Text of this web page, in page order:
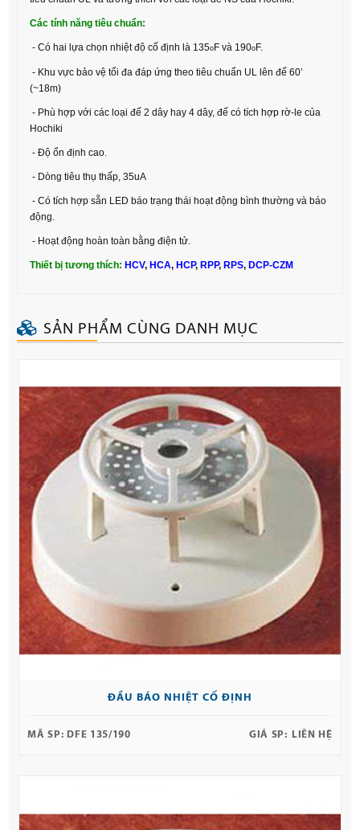
Các tính năng tiêu chuẩn:
- Có hai lựa chọn nhiệt độ cố định là 135oF và 190oF.
- Khu vực bảo vệ tối đa đáp ứng theo tiêu chuẩn UL lên đế 60’
(~18m)
- Phù hợp với các loại đế 2 dây hay 4 dây, đế có tích hợp rờ-le của
Hochiki
- Độ ổn định cao.
- Dòng tiêu thụ thấp, 35uA
- Có tích hợp sẵn LED báo trạng thái hoạt động bình thường và báo
động.
- Hoạt động hoàn toàn bằng điện tử.
Thiết bị tương thích:HCV,HCA,HCP,RPP,RPS,DCP-CZM
SẢN PHẨM CÙNG DANH MỤC
ĐẦU BÁO NHIỆT CỐ ĐỊNH
MÃ SP: DFE 135/190 GIÁ SP: LIÊN HỆ